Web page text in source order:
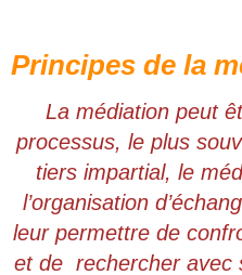
Principes de la
La médiation peut
processus, le plus
tiers impartial, le
l’organisation
leur permettre de
et de rechercher avec